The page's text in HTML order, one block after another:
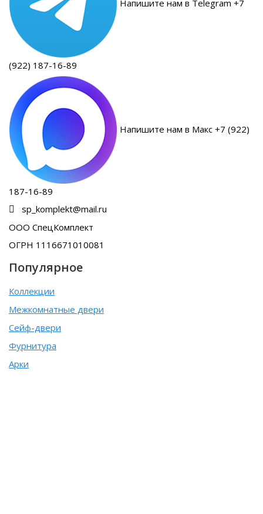
Напишите нам в Telegram +7
(922) 187-16-89
Напишите нам в Макс +7 (922)
187-16-89
sp_komplekt@mail.ru
ООО СпецКомплект
ОГРН 1116671010081
Популярное
Коллекции
Межкомнатные двери
Сейф-двери
Фурнитура
Арки